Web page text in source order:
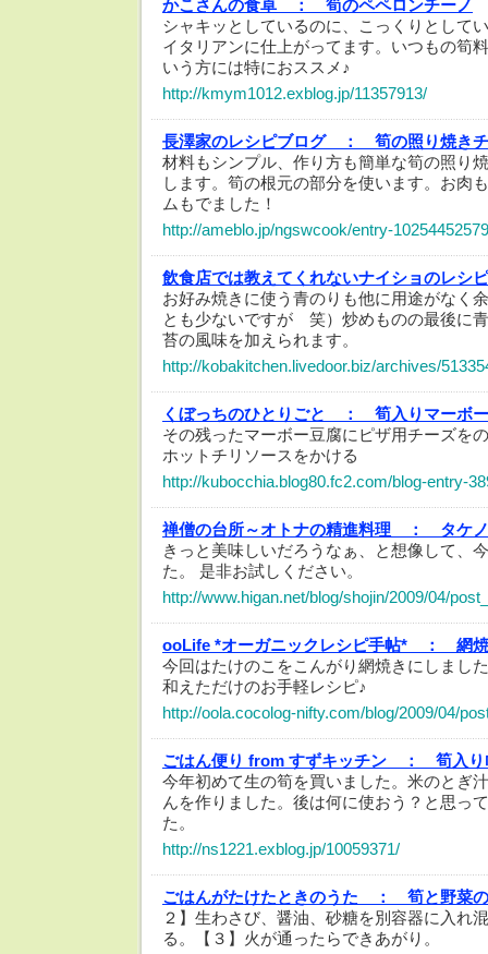
かこさんの食卓 ：
筍のペペロンチーノ
シャキッとしているのに、こっくりとして
イタリアンに仕上がってます。いつもの筍
いう方には特におススメ♪
http://kmym1012.exblog.jp/11357913/
長澤家のレシピブログ ：
筍の照り焼き
材料もシンプル、作り方も簡単な筍の照り
します。筍の根元の部分を使います。お肉
ムもでました！
http://ameblo.jp/ngswcook/entry-
飲食店では教えてくれないナイショのレシ
お好み焼きに使う青のりも他に用途がなく
とも少ないですが 笑）炒めものの最後に
苔の風味を加えられます。
http://kobakitchen.livedoor.biz/archives/
くぼっちのひとりごと ：
筍入りマーボ
その残ったマーボー豆腐にピザ用チーズを
ホットチリソースをかける
http://kubocchia.blog80.fc2.com/blog-entry-
禅僧の台所～オトナの精進料理 ：
タケ
きっと美味しいだろうなぁ、と想像して、
た。 是非お試しください。
http://www.higan.net/blog/shojin/2009/04/
ooLife *オーガニックレシピ手帖* ：
網
今回はたけのこをこんがり網焼きにしまし
和えただけのお手軽レシピ♪
http://oola.cocolog-nifty.com/blog/2009/04/
ごはん便り from すずキッチン ：
筍入
今年初めて生の筍を買いました。米のとぎ
んを作りました。後は何に使おう？と思っ
た。
http://ns1221.exblog.jp/10059371/
ごはんがたけたときのうた ：
筍と野菜
２】生わさび、醤油、砂糖を別容器に入れ
る。【３】火が通ったらできあがり。